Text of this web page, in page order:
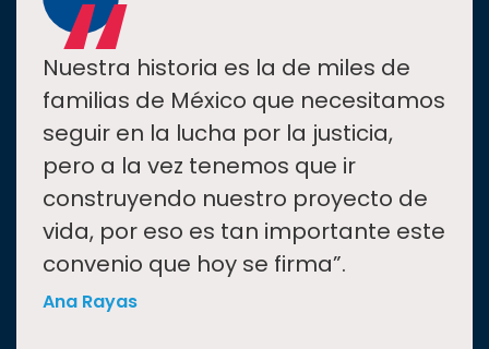
“
Nuestra historia es la de miles de
familias de México que necesitamos
seguir en la lucha por la justicia,
pero a la vez tenemos que ir
construyendo nuestro proyecto de
vida, por eso es tan importante este
convenio que hoy se firma”.
Ana Rayas